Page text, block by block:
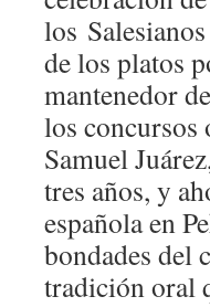
los
de los platos
mantenedor
los concursos
Samuel
tres años, y
española en
bondades del
tradición oral